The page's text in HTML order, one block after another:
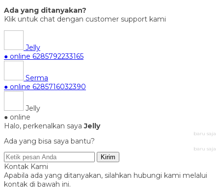
Ada yang ditanyakan?
Klik untuk chat dengan customer support kami
Jelly
● online 6285792233165
Serma
● online 6285716032390
Jelly
● online
Halo, perkenalkan sayaJelly
baru saja
Ada yang bisa saya bantu?
baru saja
Kirim
Kontak Kami
Apabila ada yang ditanyakan, silahkan hubungi kami melalui
kontak di bawah ini.